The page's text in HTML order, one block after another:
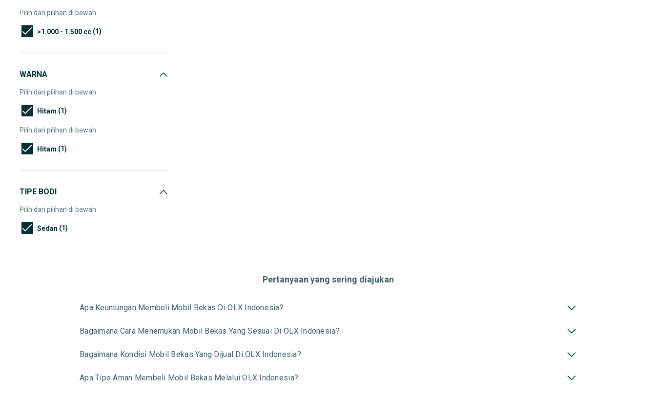
Pilih dari pilihan di bawah
>1.000 - 1.500 cc (1)
WARNA
Pilih dari pilihan di bawah
Hitam (1)
Pilih dari pilihan di bawah
Hitam (1)
TIPE BODI
Pilih dari pilihan di bawah
Sedan (1)
Pertanyaan yang sering diajukan
Apa Keuntungan Membeli Mobil Bekas Di OLX Indonesia?
Bagaimana Cara Menemukan Mobil Bekas Yang Sesuai Di OLX Indonesia?
Bagaimana Kondisi Mobil Bekas Yang Dijual Di OLX Indonesia?
Apa Tips Aman Membeli Mobil Bekas Melalui OLX Indonesia?